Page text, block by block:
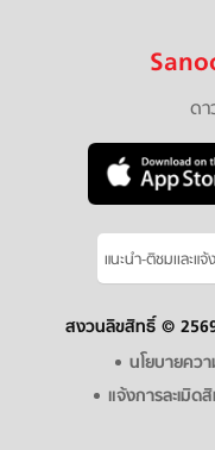
ดา
แนะนำ-ติชมเเละแ
สงวนลิขสิทธิ์ ©
นโยบายคว
แจ้งการละเมิด